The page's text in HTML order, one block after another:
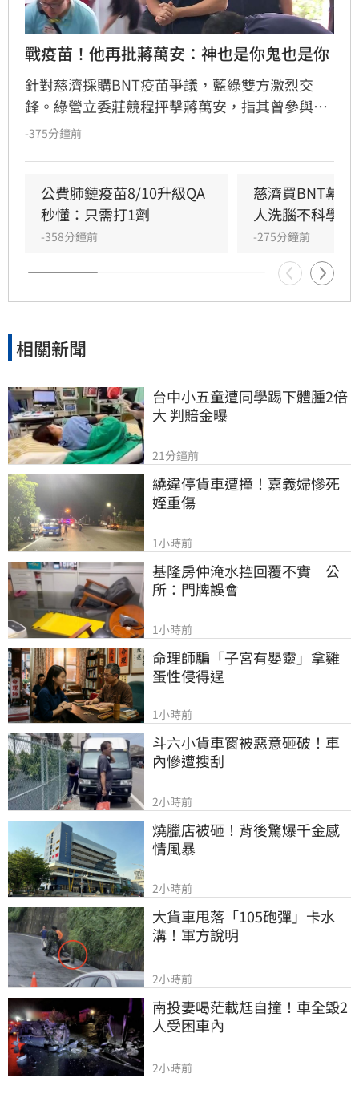
戰疫苗！他再批蔣萬安：神也是你鬼也是你
針對慈濟採購BNT疫苗爭議，藍綠雙方激烈交
鋒。綠營立委莊競程抨擊蔣萬安，指其曾參與疫
苗採購秘密會議，明知政府努力爭取疫苗並面臨
調，當年會議資料遮蔽是經決議，且陳時中當時
要求原廠證明是為確保疫苗安全，非阻擋採購。
蔣萬安則反駁資料多處遭塗黑，雙方對於疫苗採
購攻防不斷，莊競程呼籲應回到事實脈絡，不應
選擇性解讀資料混淆視聽，此議題持續引發社會
廣泛關注與討論。
-375分鐘前
公費肺鏈疫苗8/10升級QA
秒懂：只需打1劑
-358分鐘前
慈濟買BNT幕
人洗腦不科學概
-275分鐘前
相關新聞
台中小五童遭同學踢下體腫2倍
大 判賠金曝
21分鐘前
繞違停貨車遭撞！嘉義婦慘死
姪重傷
1小時前
基隆房仲淹水控回覆不實　公
所：門牌誤會
1小時前
命理師騙「子宮有嬰靈」拿雞
蛋性侵得逞
1小時前
斗六小貨車窗被惡意砸破！車
內慘遭搜刮
2小時前
燒臘店被砸！背後驚爆千金感
情風暴
2小時前
大貨車甩落「105砲彈」卡水
溝！軍方說明
2小時前
南投妻喝茫載尪自撞！車全毀2
人受困車內
2小時前